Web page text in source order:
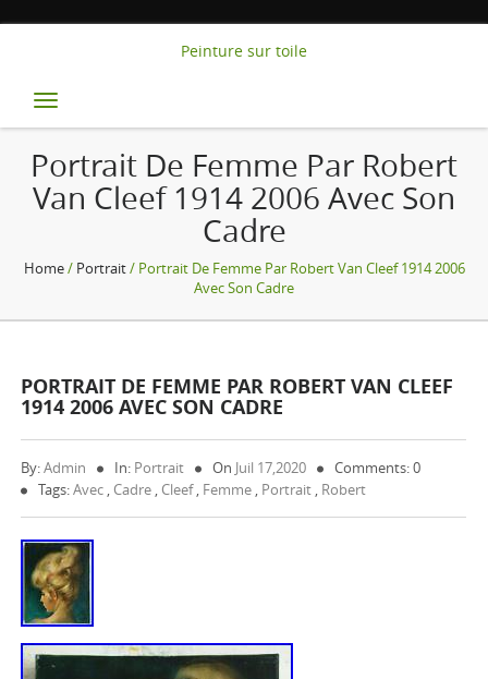
Peinture sur toile
Toggle
navigation
Portrait De Femme Par Robert
Van Cleef 1914 2006 Avec Son
Cadre
Home/ Portrait/ Portrait De Femme Par Robert Van Cleef 1914 2006
Avec Son Cadre
PORTRAIT DE FEMME PAR ROBERT VAN CLEEF
1914 2006 AVEC SON CADRE
By:Admin In: Portrait On Juil 17,2020
Comments: 0
Tags:Avec , Cadre , Cleef, Femme , Portrait , Robert